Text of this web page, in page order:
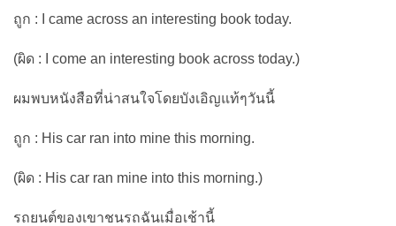
ถูก : I came across an interesting book today.
(ผิด : I come an interesting book across today.)
ผมพบหนังสือที่น่าสนใจโดยบังเอิญแท้ๆวันนี้
ถูก : His car ran into mine this morning.
(ผิด : His car ran mine into this morning.)
รถยนต์ของเขาชนรถฉันเมื่อเช้านี้